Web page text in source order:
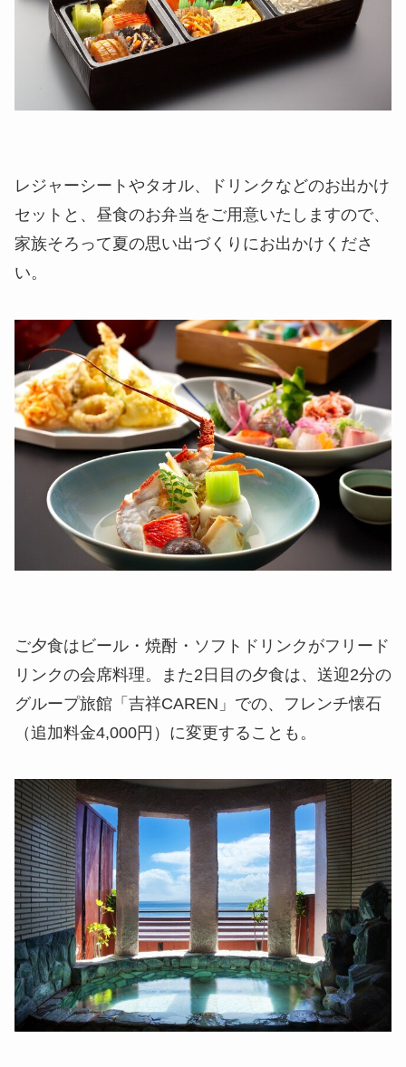
レジャーシートやタオル、ドリンクなどのお出かけ
セットと、昼食のお弁当をご用意いたしますので、
家族そろって夏の思い出づくりにお出かけくださ
い。
ご夕食はビール・焼酎・ソフトドリンクがフリード
リンクの会席料理。また2日目の夕食は、送迎2分の
グループ旅館「吉祥CAREN」での、フレンチ懐石
（追加料金4,000円）に変更することも。